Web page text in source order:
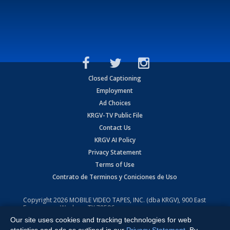
Closed Captioning
Employment
Ad Choices
KRGV-TV Public File
Contact Us
KRGV AI Policy
Privacy Statement
Terms of Use
Contrato de Terminos y Coniciones de Uso
Copyright2026 MOBILE VIDEO TAPES, INC. (dba KRGV), 900 East
Expressway, Weslaco, TX 78596.
All Rights Reserved. Powered by:Ruby Shore Software
Our site uses cookies and tracking technologies for web